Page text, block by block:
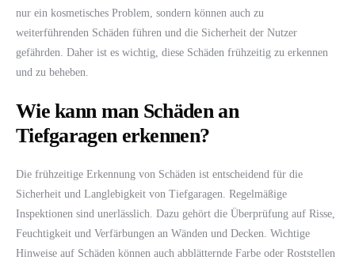
nur ein kosmetisches Problem, sondern können auch zu
weiterführenden Schäden führen und die Sicherheit der Nutzer
gefährden. Daher ist es wichtig, diese Schäden frühzeitig zu erkennen
und zu beheben.
Wie kann man Schäden an
Tiefgaragen erkennen?
Die frühzeitige Erkennung von Schäden ist entscheidend für die
Sicherheit und Langlebigkeit von Tiefgaragen. Regelmäßige
Inspektionen sind unerlässlich. Dazu gehört die Überprüfung auf Risse,
Feuchtigkeit und Verfärbungen an Wänden und Decken. Wichtige
Hinweise auf Schäden können auch abblätternde Farbe oder Roststellen